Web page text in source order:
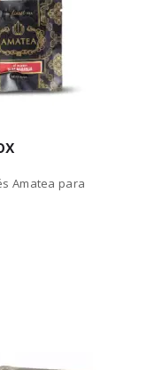
Amatea para